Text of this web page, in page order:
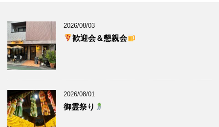
2026/08/03
歓迎会＆懇親会
2026/08/01
御霊祭り